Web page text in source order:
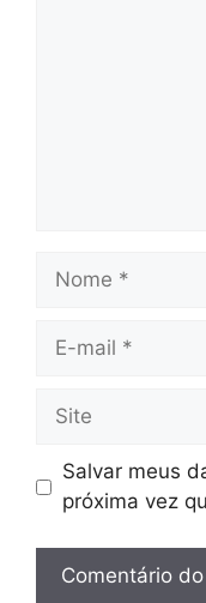
Nome
Site
Salvar meus
próxima vez